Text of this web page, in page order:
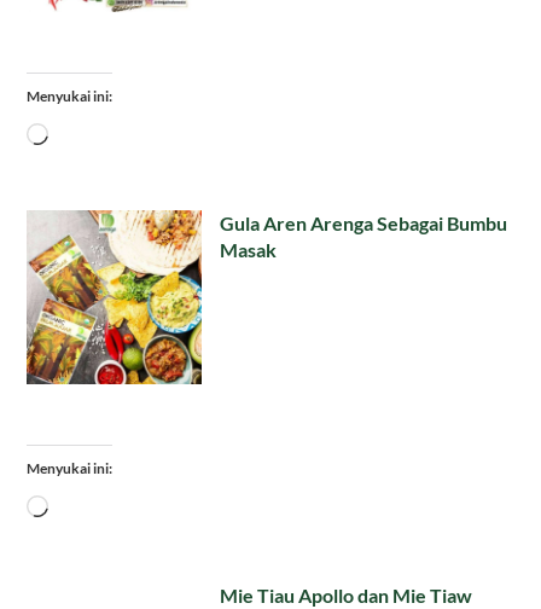
Menyukai ini:
Memuat...
Gula Aren Arenga Sebagai Bumbu
Masak
Menyukai ini:
Memuat...
Mie Tiau Apollo dan Mie Tiaw